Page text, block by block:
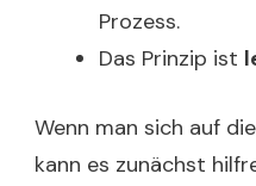
Prozess.
Das Prinzip ist
Wenn man sich auf
kann es zunächst